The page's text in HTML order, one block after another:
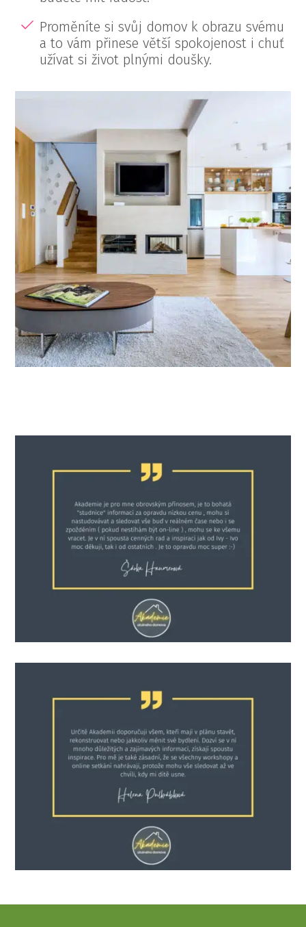
Proměníte si svůj domov k obrazu svému
a to vám přinese větší spokojenost i chuť
užívat si život plnými doušky.